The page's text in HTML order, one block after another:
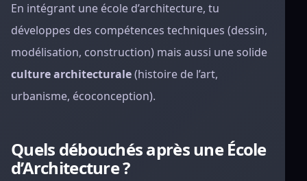
En intégrant une école d’architecture, tu
développes des compétences techniques (dessin,
modélisation, construction) mais aussi une solide
culture architecturale(histoire de l’art,
urbanisme, écoconception).
Quels débouchés après une École
d’Architecture ?